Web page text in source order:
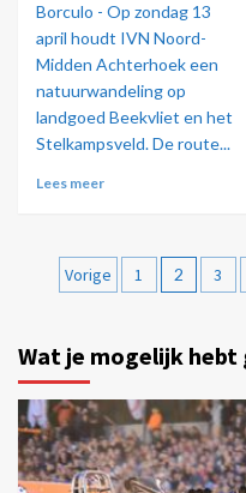
Borculo - Op zondag 13
april houdt IVN Noord-
Midden Achterhoek een
natuurwandeling op
landgoed Beekvliet en het
Stelkampsveld. De route...
Lees meer
Vorige 1 2 3
Wat je mogelijk hebt